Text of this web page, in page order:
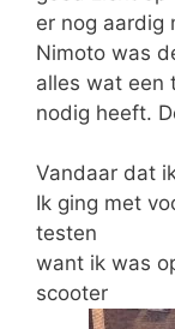
er nog aardig
Nimoto was
alles wat een
nodig heeft.
Vandaar dat
Ik ging met
testen
want ik was
scooter